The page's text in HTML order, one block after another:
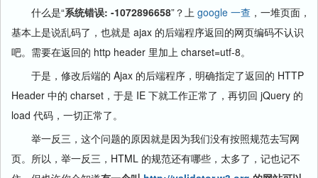
什么是“系统错误: -1072896658”？上 google 一查 ，一堆页面，
基本上是说乱码了，也就是 ajax 的后端程序返回的网页编码不认识
吧。需要在返回的 http header 里加上 charset=utf-8。
于是，修改后端的 Ajax 的后端程序，明确指定了返回的 HTTP
Header 中的 charset，于是 IE 下就工作正常了，再切回 jQuery 的
load 代码，一切正常了。
举一反三，这个问题的原因就是因为我们没有按照规范去写网
页。所以，举一反三，HTML 的规范还有哪些，太多了，记也记不